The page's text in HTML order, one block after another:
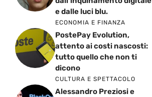
e dalle luci blu.
ECONOMIA E FINANZA
PostePay Evolution,
attento ai costi nascosti:
tutto quello che non ti
dicono
CULTURA E SPETTACOLO
Alessandro Preziosi e